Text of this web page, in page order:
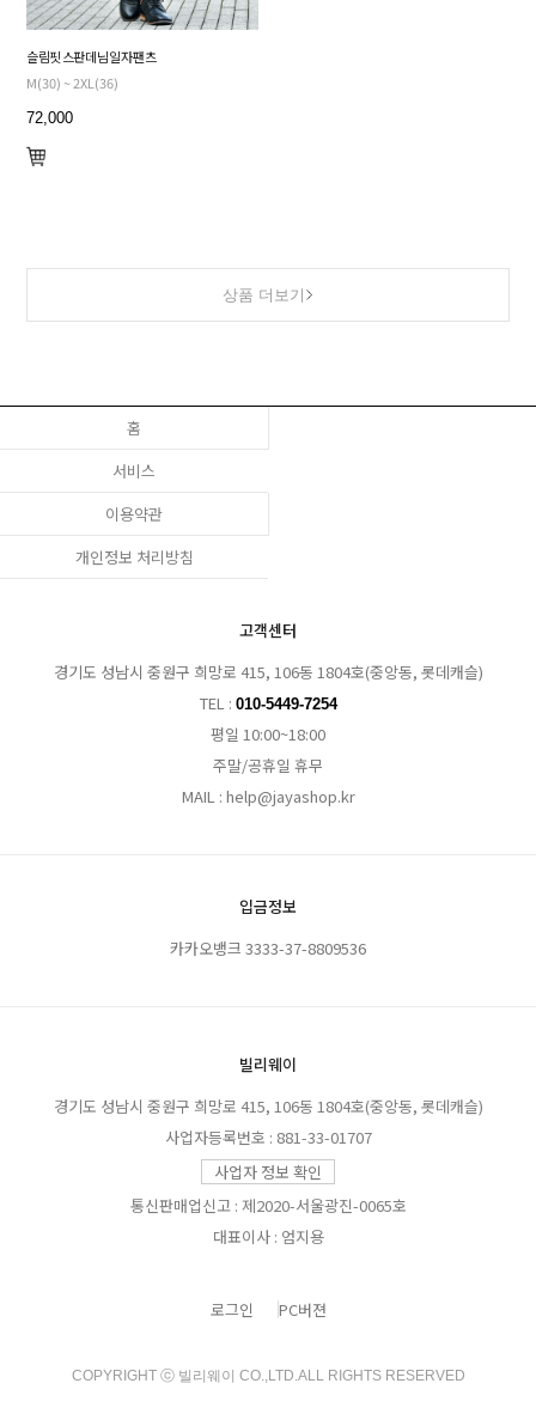
슬림핏 스판 데님 일자 팬츠
M(30) ~ 2XL(36)
72,000
상품 더보기
홈
서비스
이용약관
개인정보 처리방침
고객센터
경기도 성남시 중원구 희망로 415, 106동 1804호(중앙동, 롯데캐슬)
TEL : 010-5449-7254
평일 10:00~18:00
주말/공휴일 휴무
MAIL : help@jayashop.kr
입금정보
카카오뱅크 3333-37-8809536
빌리웨이
경기도 성남시 중원구 희망로 415, 106동 1804호(중앙동, 롯데캐슬)
사업자등록번호 : 881-33-01707
사업자 정보 확인
통신판매업신고 : 제2020-서울광진-0065호
대표이사 : 엄지용
로그인 PC버젼
COPYRIGHT ⓒ 빌리웨이 CO.,LTD.ALL RIGHTS RESERVED